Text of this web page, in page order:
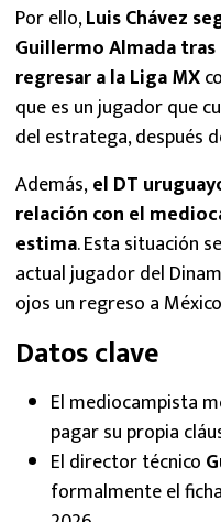
Por ello,Luis Chávez
Guillermo Almada
regresar a la Liga MX
que es un jugador que
del estratega, después
Además,el DT
relación con el
estima. Esta situación
actual jugador del
ojos un regreso a
Datos clave
El mediocampista
pagar su propia
El director técnico
formalmente el